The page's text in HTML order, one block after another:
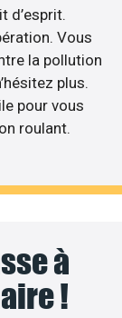
d’esprit.
Vous
la pollution
plus.
pour vous
roulant.
à
!